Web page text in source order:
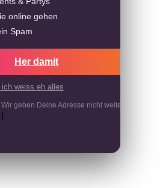
online gehen
Spam
Her damit
ich weiss eh alles
geben Deine Adresse nicht weiter.